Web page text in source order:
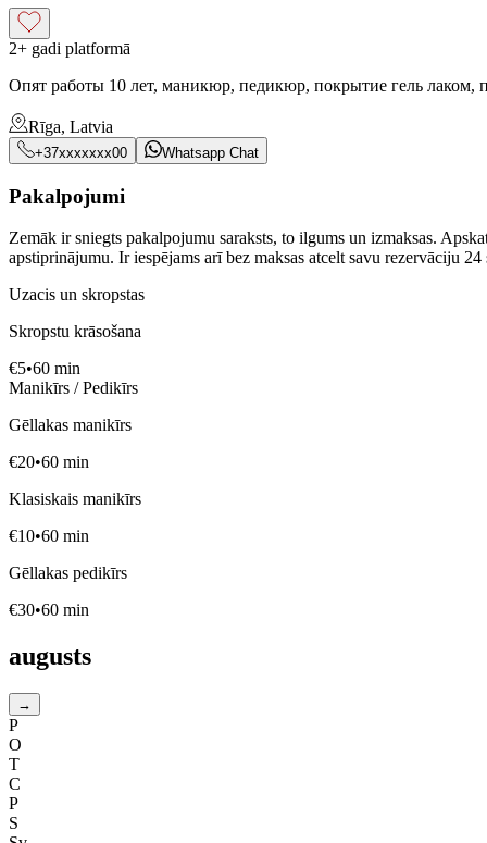
2+ gadi platformā
Опят работы 10 лет, маникюр, педикюр, покрытие гель лаком,
Rīga, Latvia
+37xxxxxxx00 Whatsapp Chat
Pakalpojumi
Zemāk ir sniegts pakalpojumu saraksts, to ilgums un izmaksas.
apstiprinājumu. Ir iespējams arī bez maksas atcelt savu rezervāciju 24
Uzacis un skropstas
Skropstu krāsošana
€5•60 min
Manikīrs / Pedikīrs
Gēllakas manikīrs
€20•60 min
Klasiskais manikīrs
€10•60 min
Gēllakas pedikīrs
€30•60 min
augusts
→
P
O
T
C
P
S